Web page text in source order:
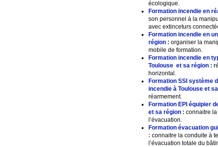
écologique.
Formation incendie en
son personnel à la
avec extinceturs
Formation incendie en
région : organiser la
mobile de formation.
Formation incendie en
Toulouse et sa région :
horizontal.
Formation SSI système
incendie à Toulouse et
réarmement.
Formation EPI équipier
et sa région : connaitre la
l’évacuation.
Formation évacuation
: connaitre la conduite à
l’évacuation totale du